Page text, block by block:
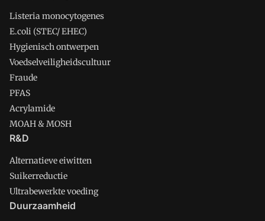
Listeria monocytogenes
E.coli (STEC/ EHEC)
Hygienisch ontwerpen
Voedselveiligheidscultuur
Fraude
PFAS
Acrylamide
MOAH & MOSH
R&D
Alternatieve eiwitten
Suikerreductie
Ultrabewerkte voeding
Duurzaamheid